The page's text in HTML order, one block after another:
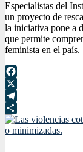
Especialistas del
un proyecto de
la iniciativa pone a
que permite
feminista en el país.
Facebook
X
Telegram
Compartir